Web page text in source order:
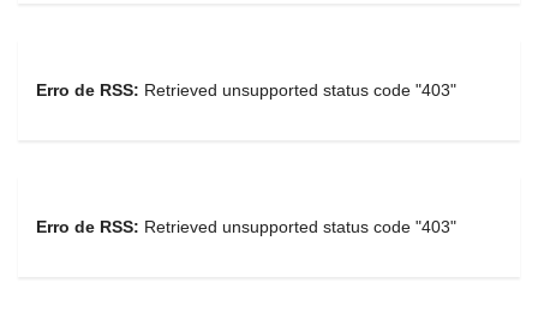
Erro de RSS: Retrieved unsupported status code "403"
Erro de RSS: Retrieved unsupported status code "403"